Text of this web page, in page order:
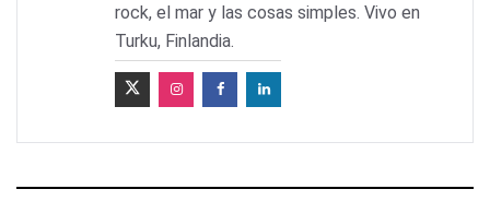
rock, el mar y las cosas simples. Vivo en
Turku, Finlandia.